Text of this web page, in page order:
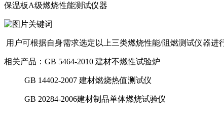
保温板A级燃烧性能测试仪器
用户可根据自身需求选定以上三类燃烧性能/阻燃测试仪器进
相关产品：GB 5464-2010 建材不燃性试验炉
GB 14402-2007 建材燃烧热值测试仪
GB 20284-2006建材制品单体燃烧试验仪